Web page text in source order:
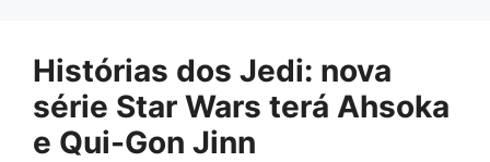
Histórias dos Jedi: nova
série Star Wars terá Ahsoka
e Qui-Gon Jinn